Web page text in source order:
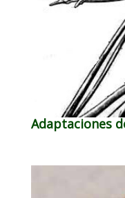
Adaptaciones